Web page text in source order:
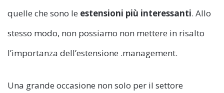
quelle che sono le estensioni più interessanti. Allo
stesso modo, non possiamo non mettere in risalto
l’importanza dell’estensione .management.
Una grande occasione non solo per il settore